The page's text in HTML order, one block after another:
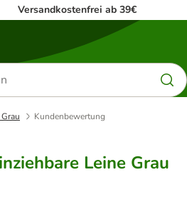
Versandkostenfrei ab 39€
Kundenbewertung
Leine Grau